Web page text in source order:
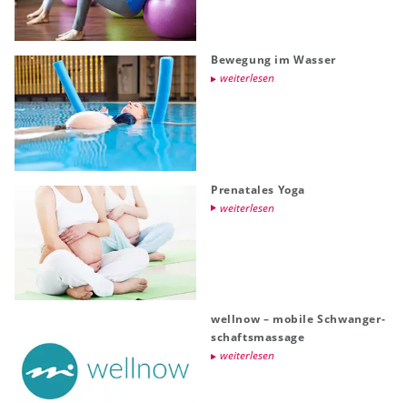
Be­we­gung im Was­ser
wei­ter­le­sen
Pre­na­ta­les Yoga
wei­ter­le­sen
well­now – mo­bi­le Schwan­ger­
schafts­mas­sa­ge
wei­ter­le­sen